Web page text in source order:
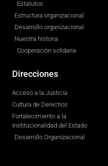
Estatutos
Estructura organizacional
Desarrollo organizacional
Nuestra historia
Cooperación solidaria
Direcciones
Acceso a la Justicia
Cultura de Derechos
Fortalecimiento a la
Institucionalidad del Estado
Desarrollo Organizacional